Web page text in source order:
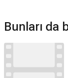
Hayır. Samanyolu
Bunları da